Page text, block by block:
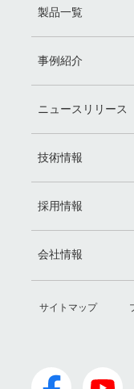
製品一覧
事例紹介
ニュースリリース
技術情報
採用情報
会社情報
サイトマップ